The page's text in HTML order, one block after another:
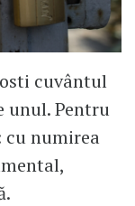
cuvântul
unul. Pentru
cu numirea